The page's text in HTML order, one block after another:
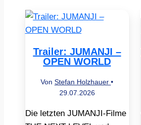
Trailer: JUMANJI –
OPEN WORLD
VonStefan Holzhauer•
29.07.2026
Die letzten JUMANJI-Filme